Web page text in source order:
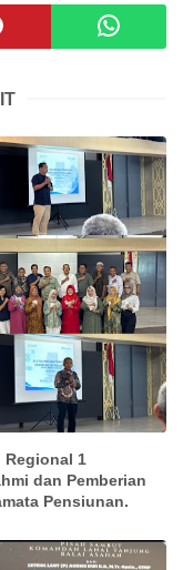
Regional 1
dan Pemberian
Pensiunan.